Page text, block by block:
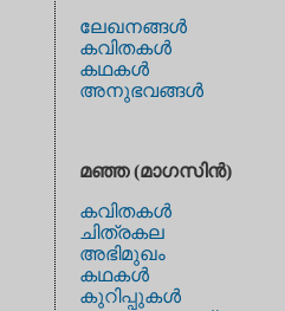
ലേഖനങ്ങള്‍
കവിതകള്‍
കഥകള്‍
അനുഭവങ്ങള്‍
മഞ്ഞ (മാഗസിന്‍)
കവിതകള്‍
ചിത്രകല
അഭിമുഖം
കഥകള്‍
കുറിപ്പുകള്‍